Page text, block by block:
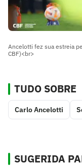
Ancelotti fez sua estreia
CBF)<br>
TUDO SOBRE
Carlo Ancelotti
SUGERIDA